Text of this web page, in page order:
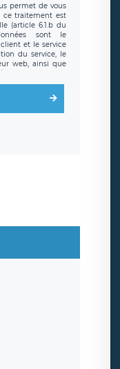
permet de vous
ce traitement est
(article 6.1.b du
sont le
et le service
du service, le
web, ainsi que
Le formulaire
hébergé par
clauses de
collectées
en sollicite la
à l’adresse mail :
Vous avez
auprès